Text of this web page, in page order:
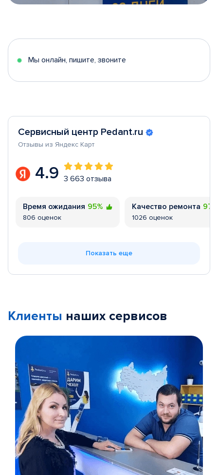
5
Мы онлайн, пишите, звоните
Сервисный центр Pedant.ru
Отзывы из Яндекс Карт
4.9 3 663 отзыва
Время ожидания 95%
806 оценок
Качество ремонта
1026 оценок
Показать еще
Клиенты наших сервисов